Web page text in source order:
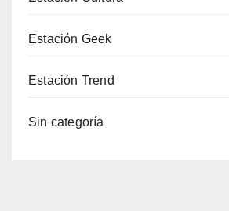
Estación Geek
Estación Trend
Sin categoría